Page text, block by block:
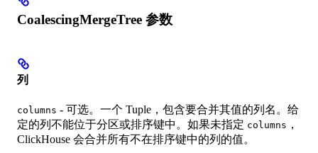
CoalescingMergeTree 参数
列
columns - 可选。一个 Tuple，包含要合并其值的列名。给
定的列不能位于分区或排序键中。如果未指定 columns ，
ClickHouse 会合并所有不在排序键中的列的值。